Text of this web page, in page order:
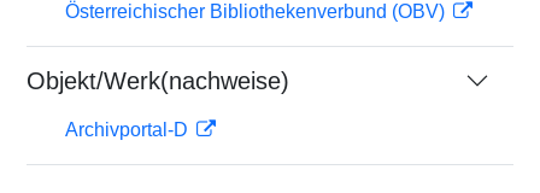
Österreichischer Bibliothekenverbund (OBV)
Objekt/Werk(nachweise)
Archivportal-D